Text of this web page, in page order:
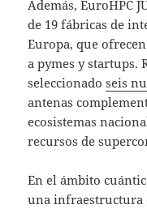
Además, EuroHPC
de 19 fábricas de
Europa, que
a pymes y startups.
seleccionadoseis
antenas
ecosistemas
recursos de
En el ámbito
una infraestructura